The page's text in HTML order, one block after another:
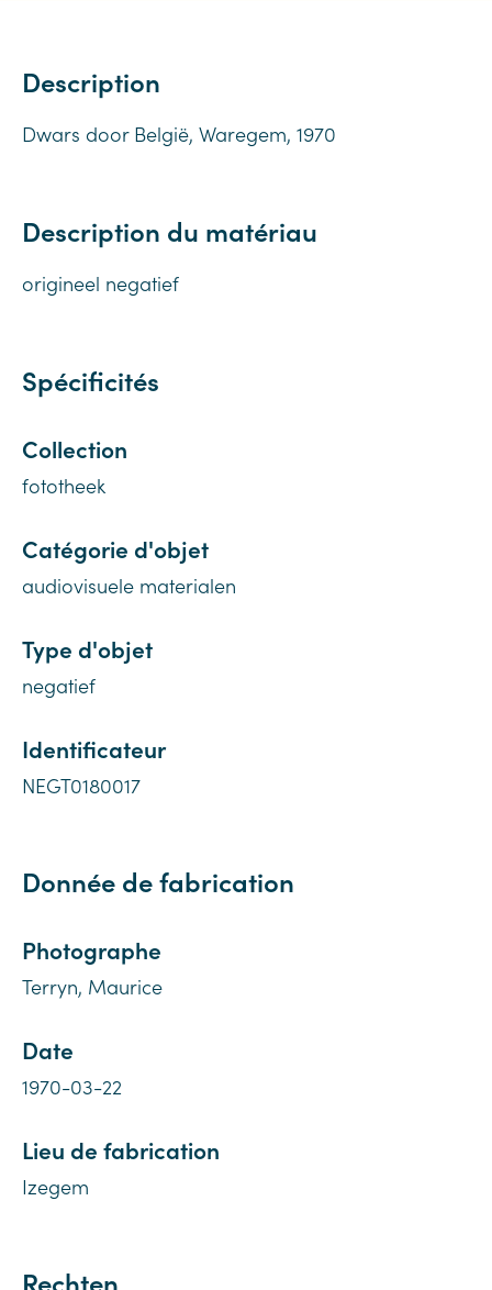
Description
Dwars door België, Waregem, 1970
Description du matériau
origineel negatief
Spécificités
Collection
fototheek
Catégorie d'objet
audiovisuele materialen
Type d'objet
negatief
Identificateur
NEGT0180017
Donnée de fabrication
Photographe
Terryn, Maurice
Date
1970-03-22
Lieu de fabrication
Izegem
Rechten